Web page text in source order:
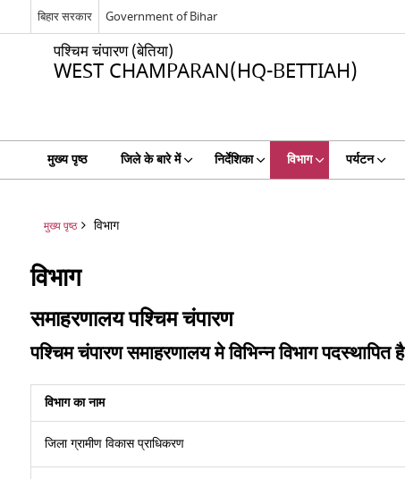
बिहार सरकार Government of Bihar
पश्चिम चंपारण (बेतिया)
WEST CHAMPARAN(HQ-BETTIAH)
मुख्य पृष्ठ जिले के बारे में निर्देशिका विभाग पर्यटन
मुख्य पृष्ठ विभाग
विभाग
समाहरणालय पश्चिम चंपारण
पश्चिम चंपारण समाहरणालय मे विभिन्न विभाग पदस्थापित है
विभाग का नाम
जिला ग्रामीण विकास प्राधिकरण